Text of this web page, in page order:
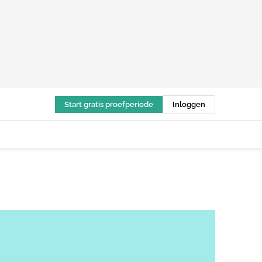
Start gratis proefperiode Inloggen